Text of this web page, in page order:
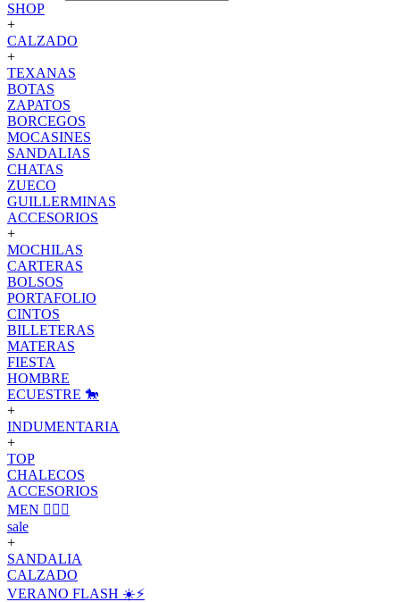
SHOP
+
CALZADO
+
TEXANAS
BOTAS
ZAPATOS
BORCEGOS
MOCASINES
SANDALIAS
CHATAS
ZUECO
GUILLERMINAS
ACCESORIOS
+
MOCHILAS
CARTERAS
BOLSOS
PORTAFOLIO
CINTOS
BILLETERAS
MATERAS
FIESTA
HOMBRE
ECUESTRE 🐎
+
INDUMENTARIA
+
TOP
CHALECOS
ACCESORIOS
MEN 🙋🏽‍♂️
sale
+
SANDALIA
CALZADO
VERANO FLASH ☀️⚡️